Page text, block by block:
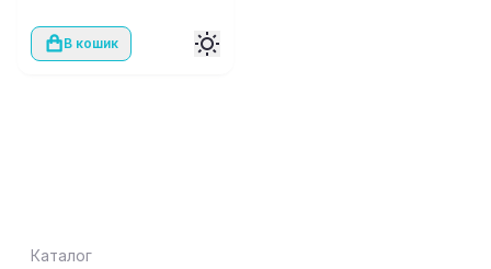
В кошик
Каталог